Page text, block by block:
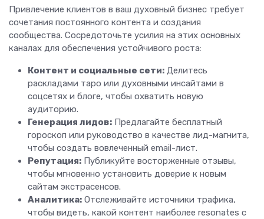
Привлечение клиентов в ваш духовный бизнес требует
сочетания постоянного контента и создания
сообщества. Сосредоточьте усилия на этих основных
каналах для обеспечения устойчивого роста:
Контент и социальные сети: Делитесь
раскладами таро или духовными инсайтами в
соцсетях и блоге, чтобы охватить новую
аудиторию.
Генерация лидов: Предлагайте бесплатный
гороскоп или руководство в качестве лид-магнита,
чтобы создать вовлеченный email-лист.
Репутация: Публикуйте восторженные отзывы,
чтобы мгновенно установить доверие к новым
сайтам экстрасенсов.
Аналитика: Отслеживайте источники трафика,
чтобы видеть, какой контент наиболее resonates с